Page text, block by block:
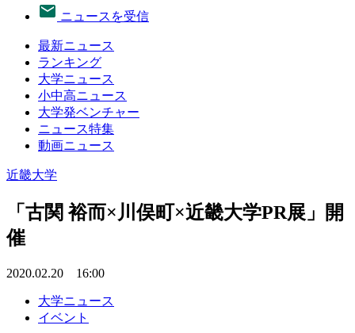
ニュースを受信
最新ニュース
ランキング
大学ニュース
小中高ニュース
大学発ベンチャー
ニュース特集
動画ニュース
近畿大学
「古関 裕而×川俣町×近畿大学PR展」開
催
2020.02.20 16:00
大学ニュース
イベント